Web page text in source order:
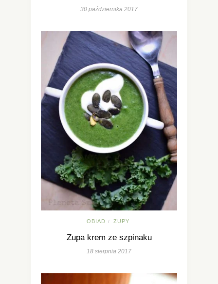
30 października 2017
OBIAD / ZUPY
Zupa krem ze szpinaku
18 sierpnia 2017